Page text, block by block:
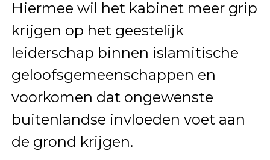
Hiermee wil het kabinet meer grip
krijgen op het geestelijk
leiderschap binnen islamitische
geloofsgemeenschappen en
voorkomen dat ongewenste
buitenlandse invloeden voet aan
de grond krijgen.